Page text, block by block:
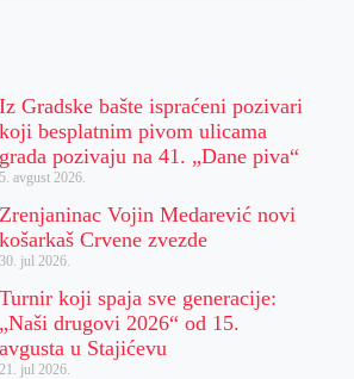
Iz Gradske bašte ispraćeni pozivari
koji besplatnim pivom ulicama
grada pozivaju na 41. „Dane piva“
5. avgust 2026.
Zrenjaninac Vojin Medarević novi
košarkaš Crvene zvezde
30. jul 2026.
Turnir koji spaja sve generacije:
„Naši drugovi 2026“ od 15.
avgusta u Stajićevu
21. jul 2026.